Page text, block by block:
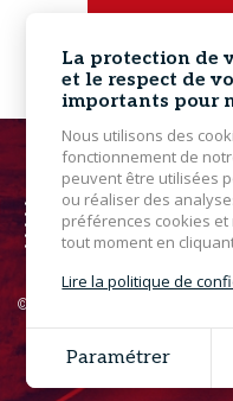
© 2026 Powersports - Tous droits
Grouplive -
La protection de
et le respect de
importants pour
Nous utilisons des
fonctionnement de
peuvent être utilisées
ou réaliser des
préférences cookies
tout moment en
Lire la politique de
Paramétrer